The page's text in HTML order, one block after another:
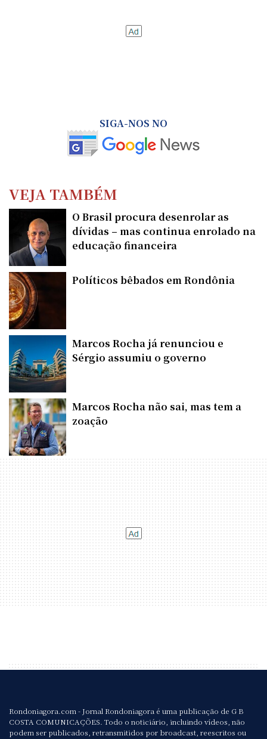
SIGA-NOS NO
VEJA TAMBÉM
O Brasil procura desenrolar as
dívidas – mas continua enrolado na
educação financeira
Políticos bêbados em Rondônia
Marcos Rocha já renunciou e
Sérgio assumiu o governo
Marcos Rocha não sai, mas tem a
zoação
Rondoniagora.com - Jornal Rondoniagora é uma publicação de G B
COSTA COMUNICAÇÕES. Todo o noticiário, incluindo vídeos, não
podem ser publicados, retransmitidos por broadcast, reescritos ou